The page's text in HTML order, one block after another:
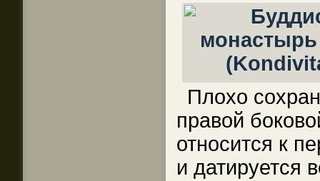
Плохо
правой
относится к
и датируется